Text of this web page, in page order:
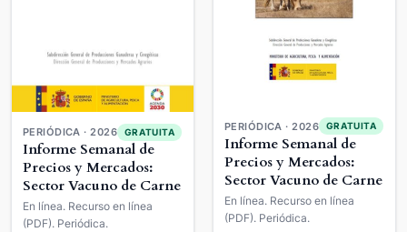
PERIÓDICA · 2026 GRATUITA
Informe Semanal de
Precios y Mercados:
Sector Vacuno de Carne
En línea. Recurso en línea
(PDF). Periódica.
PERIÓDICA · 2026 GRATUITA
Informe Semanal de
Precios y Mercados:
Sector Vacuno de Carne
En línea. Recurso en línea
(PDF). Periódica.